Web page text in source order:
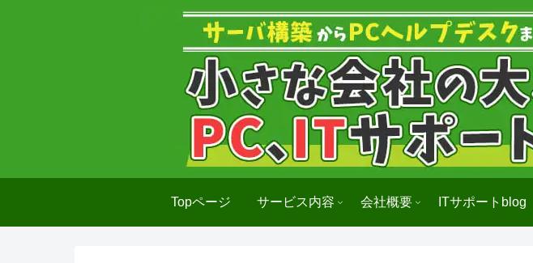
Topページ サービス内容 会社概要 ITサポートblog